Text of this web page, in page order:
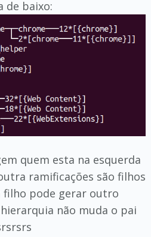
de baixo:
quem esta na esquerda
ramificações são filhos
filho pode gerar outro
não muda o pai